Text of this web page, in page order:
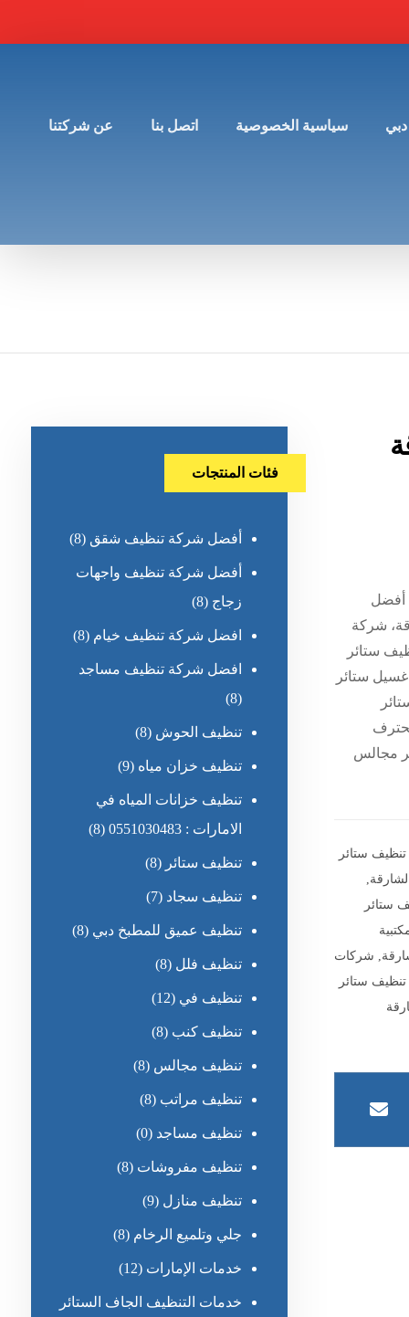
سياسية الخصوصية اتصل بنا عن شركتنا
أفضل
شركة
ستائر
ستائر
مجالس
ستائر
ستائر
شركات
ستائر
فئات المنتجات
أفضل شركة تنظيف شقق (8)
أفضل شركة تنظيف واجهات
زجاج (8)
افضل شركة تنظيف خيام (8)
افضل شركة تنظيف مساجد
(8)
تنظيف الحوش (8)
تنظيف خزان مياه (9)
تنظيف خزانات المياه في
الامارات : 0551030483
(8)
تنظيف ستائر (8)
تنظيف سجاد (7)
تنظيف عميق للمطبخ دبي (8)
تنظيف فلل (8)
تنظيف في (12)
تنظيف كنب (8)
تنظيف مجالس (8)
تنظيف مراتب (8)
تنظيف مساجد (0)
تنظيف مفروشات (8)
تنظيف منازل (9)
جلي وتلميع الرخام (8)
خدمات الإمارات (12)
خدمات التنظيف الجاف الستائر